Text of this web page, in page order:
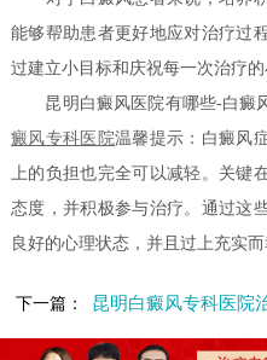
能够帮助患者更好地应对治疗过
过建立小目标和庆祝每一次治疗的
昆明白癜风医院有哪些-白癜
癜风专科医院温馨提示：白癜风
上的负担也完全可以减轻。关键
态度，并积极参与治疗。通过这
良好的心理状态，并且过上充实而
下一篇： 昆明白癜风专科医院治